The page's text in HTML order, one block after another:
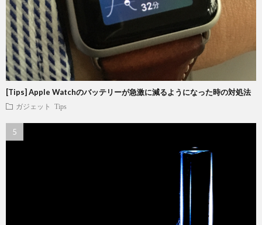
[Tips] Apple Watchのバッテリーが急激に減るようになった時の対処法
ガジェット Tips